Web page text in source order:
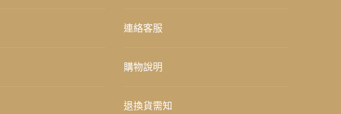
連絡客服
購物說明
退換貨需知